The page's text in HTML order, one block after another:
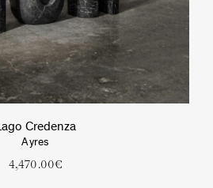
Credenza
Ayres
4,470.00€